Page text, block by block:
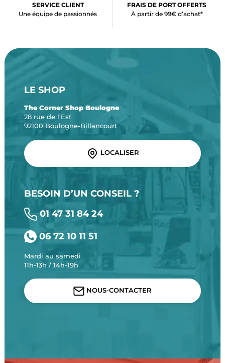
SERVICE CLIENT
Une équipe de passionnés
FRAIS DE PORT OFFERTS
À partir de 99€ d’achat*
LE SHOP
The Corner Shop Boulogne
28 rue de l'Est
92100 Boulogne-Billancourt
LOCALISER
BESOIN D’UN CONSEIL ?
01 47 31 84 24
06 72 10 11 51
Mardi au samedi
11h-13h / 14h-19h
NOUS-CONTACTER